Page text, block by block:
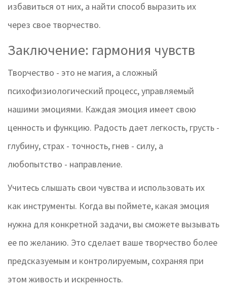
избавиться от них, а найти способ выразить их
через свое творчество.
Заключение: гармония чувств
Творчество - это не магия, а сложный
психофизиологический процесс, управляемый
нашими эмоциями. Каждая эмоция имеет свою
ценность и функцию. Радость дает легкость, грусть -
глубину, страх - точность, гнев - силу, а
любопытство - направление.
Учитесь слышать свои чувства и использовать их
как инструменты. Когда вы поймете, какая эмоция
нужна для конкретной задачи, вы сможете вызывать
ее по желанию. Это сделает ваше творчество более
предсказуемым и контролируемым, сохраняя при
этом живость и искренность.